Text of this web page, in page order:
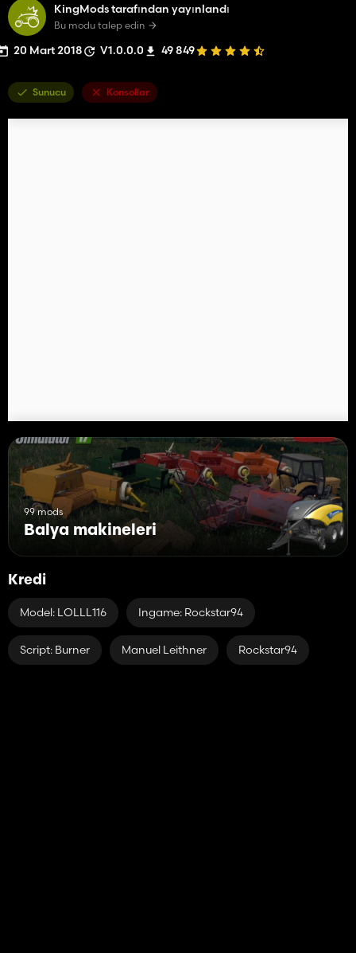
KingMods tarafından yayınlandı
Bu modu talep edin
20 Mart 2018 V1.0.0.0 49 849
Sunucu Konsollar
99 mods
Balya makineleri
Kredi
Model: LOLLL116 Ingame: Rockstar94
Script: Burner Manuel Leithner Rockstar94